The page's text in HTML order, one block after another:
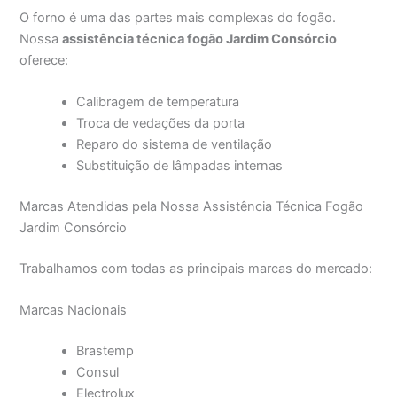
O forno é uma das partes mais complexas do fogão.
Nossaassistência técnica fogão Jardim Consórcio
oferece:
Calibragem de temperatura
Troca de vedações da porta
Reparo do sistema de ventilação
Substituição de lâmpadas internas
Marcas Atendidas pela Nossa Assistência Técnica Fogão
Jardim Consórcio
Trabalhamos com todas as principais marcas do mercado:
Marcas Nacionais
Brastemp
Consul
Electrolux